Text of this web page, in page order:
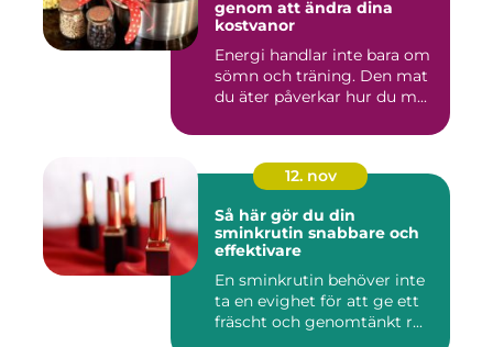
genom att ändra dina
kostvanor
Energi handlar inte bara om
sömn och träning. Den mat
du äter påverkar hur du m...
12. nov
Så här gör du din
sminkrutin snabbare och
effektivare
En sminkrutin behöver inte
ta en evighet för att ge ett
fräscht och genomtänkt r...